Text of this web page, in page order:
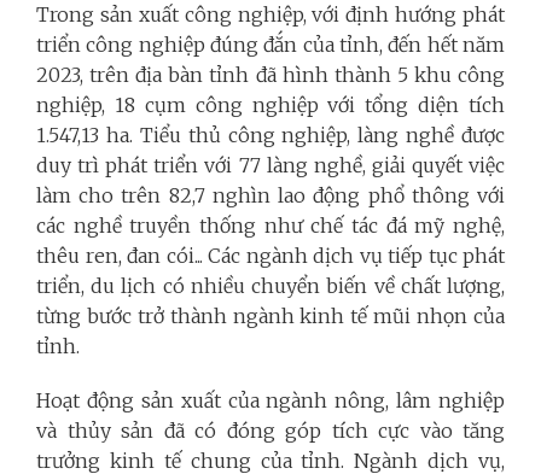
Trong sản xuất công nghiệp, với định hướng phát
triển công nghiệp đúng đắn của tỉnh, đến hết năm
2023, trên địa bàn tỉnh đã hình thành 5 khu công
nghiệp, 18 cụm công nghiệp với tổng diện tích
1.547,13 ha. Tiểu thủ công nghiệp, làng nghề được
duy trì phát triển với 77 làng nghề, giải quyết việc
làm cho trên 82,7 nghìn lao động phổ thông với
các nghề truyền thống như chế tác đá mỹ nghệ,
thêu ren, đan cói... Các ngành dịch vụ tiếp tục phát
triển, du lịch có nhiều chuyển biến về chất lượng,
từng bước trở thành ngành kinh tế mũi nhọn của
tỉnh.
Hoạt động sản xuất của ngành nông, lâm nghiệp
và thủy sản đã có đóng góp tích cực vào tăng
trưởng kinh tế chung của tỉnh. Ngành dịch vụ,